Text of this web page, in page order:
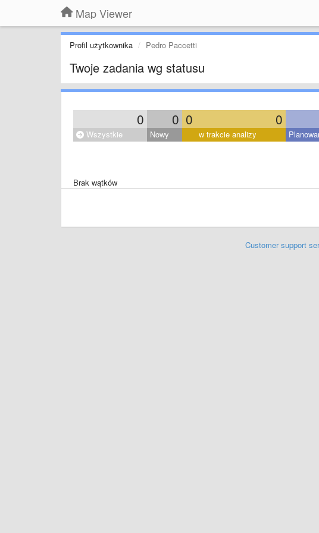
Map Viewer
Profil użytkownika Pedro Paccetti
Twoje zadania wg statusu
0 0 0 0
Wszystkie Nowy w trakcie analizy
Brak wątków
Customer support